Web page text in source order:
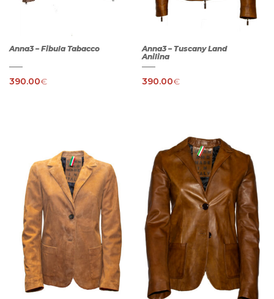
Anna3 – Fibula Tabacco
390.00€
Anna3 – Tuscany Land
Anilina
390.00€